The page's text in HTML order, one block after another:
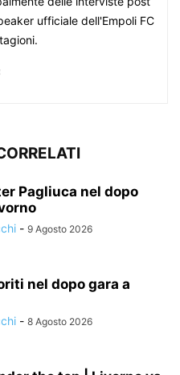
ufficiale dell'Empoli FC
Pagliuca nel dopo
- 9 Agosto 2026
nel dopo gara a
- 8 Agosto 2026